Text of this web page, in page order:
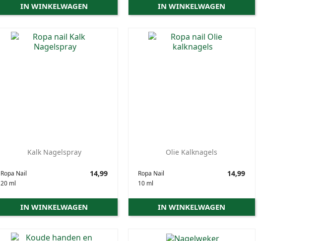
IN WINKELWAGEN IN WINKELWAGEN
Kalk Nagelspray
Ropa Nail
20 ml
Prijs
14,99
IN WINKELWAGEN
Olie Kalknagels
Ropa Nail
10 ml
Prijs
14,99
IN WINKELWAGEN